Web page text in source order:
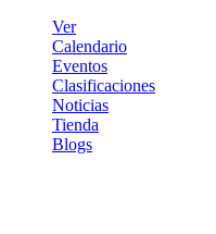
Ver
Calendario
Eventos
Clasificaciones
Noticias
Tienda
Blogs